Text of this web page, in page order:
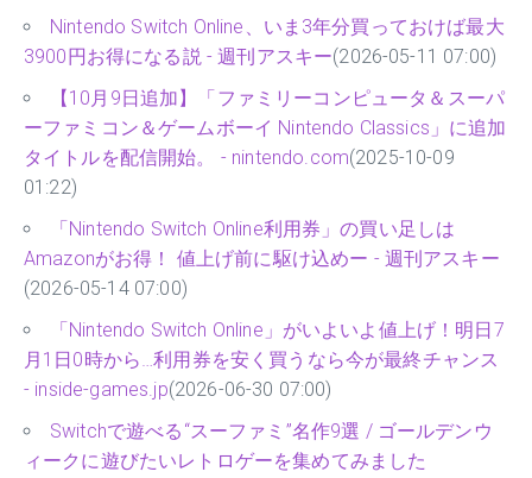
Nintendo Switch Online、いま3年分買っておけば最大
3900円お得になる説 - 週刊アスキー(2026-05-11 07:00)
【10月9日追加】「ファミリーコンピュータ＆スーパ
ーファミコン＆ゲームボーイ Nintendo Classics」に追加
タイトルを配信開始。 - nintendo.com(2025-10-09
01:22)
「Nintendo Switch Online利用券」の買い足しは
Amazonがお得！ 値上げ前に駆け込めー - 週刊アスキー
(2026-05-14 07:00)
「Nintendo Switch Online」がいよいよ値上げ！明日7
月1日0時から…利用券を安く買うなら今が最終チャンス
- inside-games.jp(2026-06-30 07:00)
Switchで遊べる“スーファミ”名作9選 / ゴールデンウ
ィークに遊びたいレトロゲーを集めてみました